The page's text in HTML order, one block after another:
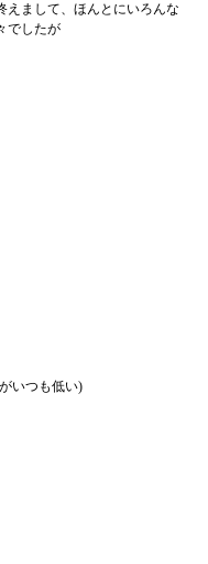
えまして、ほんとにいろんな
でしたが
いつも低い)